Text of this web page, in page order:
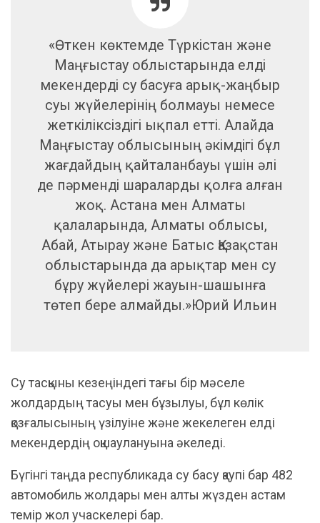
«Өткен көктемде Түркістан және
Маңғыстау облыстарында елді
мекендерді су басуға арық-жаңбыр
суы жүйелерінің болмауы немесе
жеткіліксіздігі ықпал етті. Алайда
Маңғыстау облысының әкімдігі бұл
жағдайдың қайталанбауы үшін әлі
де пәрменді шараларды қолға алған
жоқ. Астана мен Алматы
қалаларында, Алматы облысы,
Абай, Атырау және Батыс Қазақстан
облыстарында да арықтар мен су
бұру жүйелері жауын-шашынға
төтеп бере алмайды.»Юрий Ильин
Су тасқыны кезеңіндегі тағы бір мәселе
жолдардың тасуы мен бұзылуы, бұл көлік
қозғалысының үзілуіне және жекелеген елді
мекендердің оқшаулануына әкеледі.
Бүгінгі таңда республикада су басу қаупі бар 482
автомобиль жолдары мен алты жүзден астам
темір жол учаскелері бар.